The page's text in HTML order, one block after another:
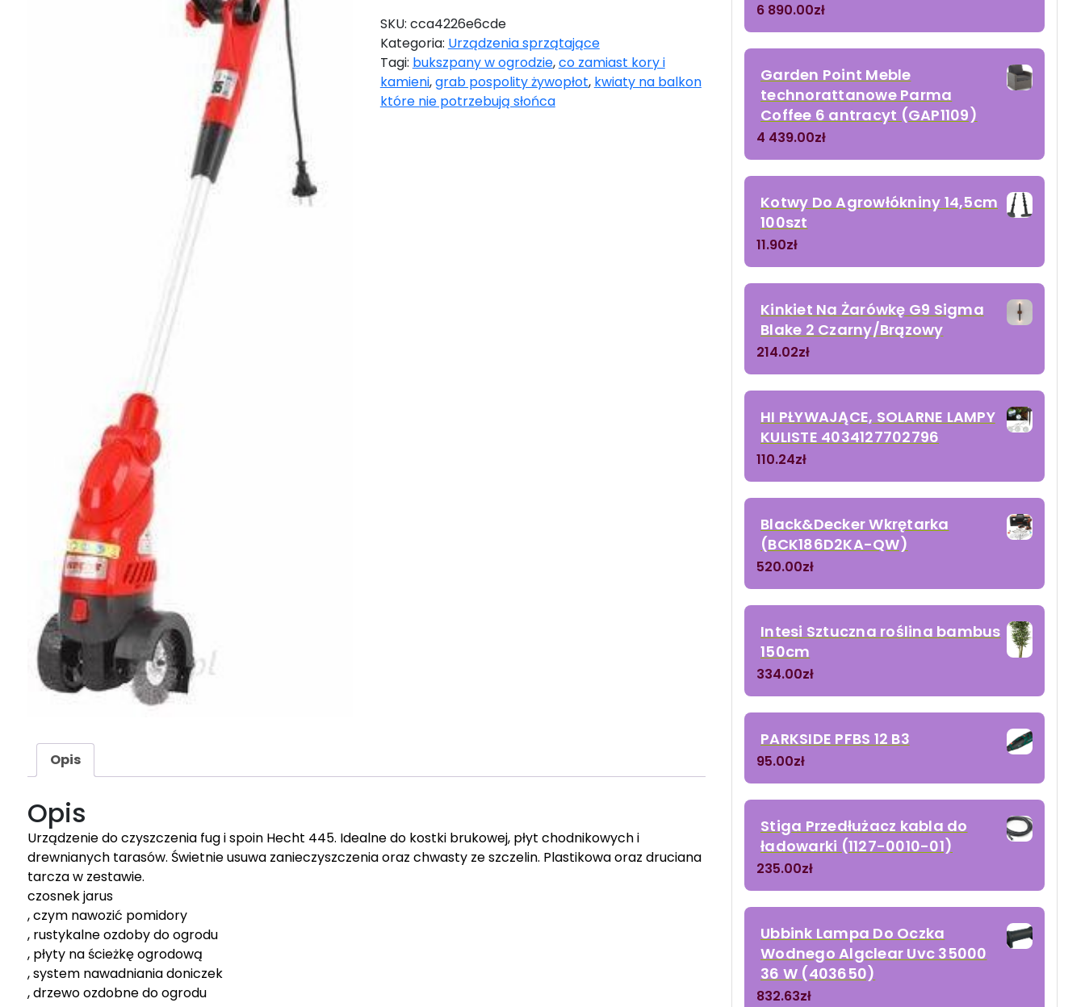
SKU: cca4226e6cde
Kategoria: Urządzenia sprzątające
Tagi: bukszpany w ogrodzie,co zamiast kory i
kamieni,grab pospolity żywopłot, kwiaty na balkon
które nie potrzebują słońca
Opis
Opis
Urządzenie do czyszczenia fug i spoin Hecht 445. Idealne do kostki brukowej, płyt chodnikowych i
drewnianych tarasów. Świetnie usuwa zanieczyszczenia oraz chwasty ze szczelin. Plastikowa oraz druciana
tarcza w zestawie.
czosnek jarus
, czym nawozić pomidory
, rustykalne ozdoby do ogrodu
, płyty na ścieżkę ogrodową
, system nawadniania doniczek
, drzewo ozdobne do ogrodu
6 890.00zł
Garden Point Meble
technorattanowe Parma
Coffee 6 antracyt (GAP1109)
4 439.00zł
Kotwy Do Agrowłókniny 14,5cm
100szt
11.90zł
Kinkiet Na Żarówkę G9 Sigma
Blake 2 Czarny/Brązowy
214.02zł
HI PŁYWAJĄCE, SOLARNE LAMPY
KULISTE 4034127702796
110.24zł
Black&Decker Wkrętarka
(BCK186D2KA-QW)
520.00zł
Intesi Sztuczna roślina bambus
150cm
334.00zł
PARKSIDE PFBS 12 B3
95.00zł
Stiga Przedłużacz kabla do
ładowarki (1127-0010-01)
235.00zł
Ubbink Lampa Do Oczka
Wodnego Algclear Uvc 35000
36 W (403650)
832.63zł